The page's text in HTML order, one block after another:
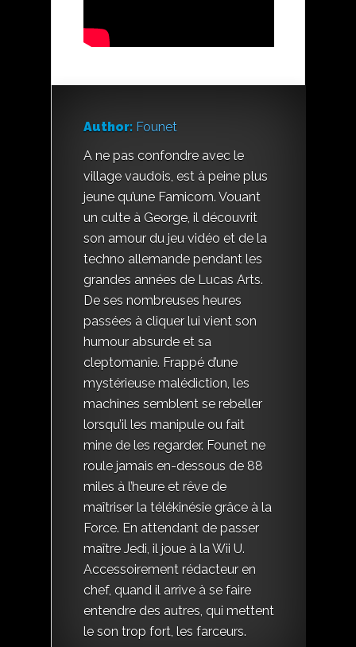
Author: Founet
A ne pas confondre avec le
village vaudois, est à peine plus
jeune qu’une Famicom. Vouant
un culte à George, il découvrit
son amour du jeu vidéo et de la
techno allemande pendant les
grandes années de Lucas Arts.
De ses nombreuses heures
passées à cliquer lui vient son
humour absurde et sa
cleptomanie. Frappé d’une
mystérieuse malédiction, les
machines semblent se rebeller
lorsqu’il les manipule ou fait
mine de les regarder. Founet ne
roule jamais en-dessous de 88
miles à l’heure et rêve de
maîtriser la télékinésie grâce à la
Force. En attendant de passer
maître Jedi, il joue à la Wii U.
Accessoirement rédacteur en
chef, quand il arrive à se faire
entendre des autres, qui mettent
le son trop fort, les farceurs.